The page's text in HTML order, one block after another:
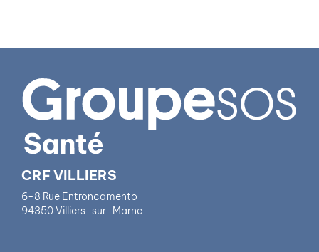
CRF VILLIERS
6-8 Rue Entroncamento
94350 Villiers-sur-Marne